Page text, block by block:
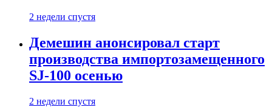
2 недели спустя
Демешин анонсировал старт
производства импортозамещенного
SJ-100 осенью
2 недели спустя